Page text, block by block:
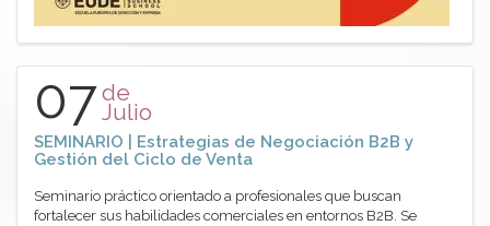
07de
Julio
SEMINARIO | Estrategias de Negociación B2B y
Gestión del Ciclo de Venta
Seminario práctico orientado a profesionales que buscan
fortalecer sus habilidades comerciales en entornos B2B. Se